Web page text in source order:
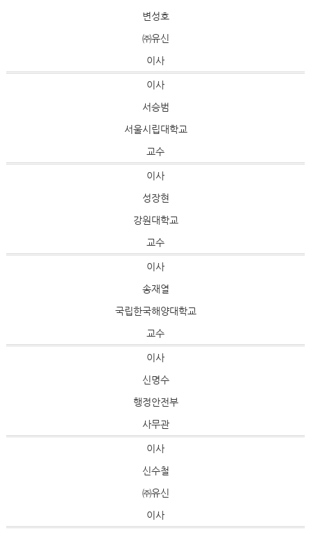
변성호
㈜유신
이사
이사
서승범
서울시립대학교
교수
이사
성장현
강원대학교
교수
이사
송재열
국립한국해양대학교
교수
이사
신명수
행정안전부
사무관
이사
신수철
㈜유신
이사